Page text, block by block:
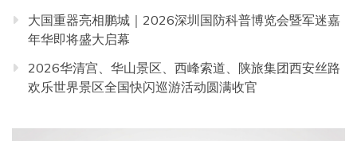
大国重器亮相鹏城｜2026深圳国防科普博览会暨军迷嘉
年华即将盛大启幕
2026华清宫、华山景区、西峰索道、陕旅集团西安丝路
欢乐世界景区全国快闪巡游活动圆满收官